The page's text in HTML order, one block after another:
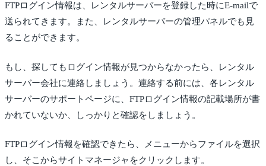
FTPログイン情報は、レンタルサーバーを登録した時にE-mailで
送られてきます。また、レンタルサーバーの管理パネルでも見
ることができます。
もし、探してもログイン情報が見つからなかったら、レンタル
サーバー会社に連絡しましょう。連絡する前には、各レンタル
サーバーのサポートページに、FTPログイン情報の記載場所が書
かれていないか、しっかりと確認をしましょう。
FTPログイン情報を確認できたら、メニューからファイルを選択
し、そこからサイトマネージャをクリックします。